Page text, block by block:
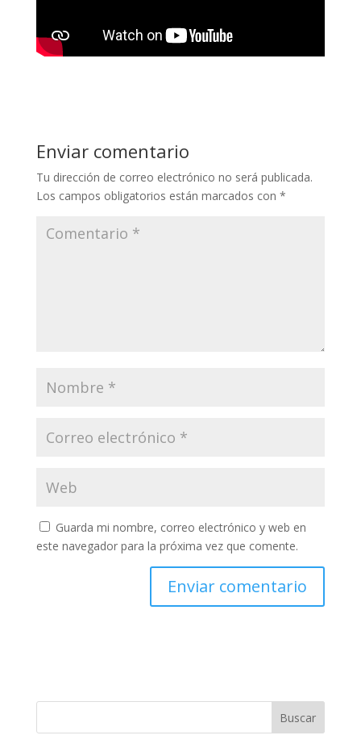
Enviar comentario
Tu dirección de correo electrónico no será publicada.
Los campos obligatorios están marcados con *
Guarda mi nombre, correo electrónico y web en
este navegador para la próxima vez que comente.
Buscar